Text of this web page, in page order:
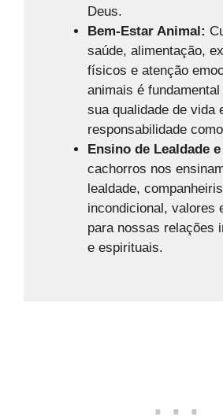
Deus.
Bem-Estar Animal:
saúde, alimentação,
físicos e atenção
animais é
sua qualidade de vida
responsabilidade
Ensino de Lealdade
cachorros nos
lealdade,
incondicional, valores
para nossas relações
e espirituais.